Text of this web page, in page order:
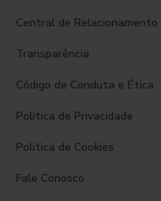
Central de Relacionamento
Transparência
Código de Conduta e Ética
Política de Privacidade
Política de Cookies
Fale Conosco